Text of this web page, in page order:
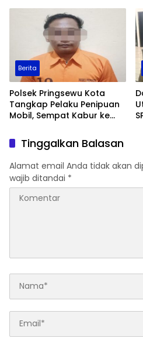
Berita
Polsek Pringsewu Kota
Tangkap Pelaku Penipuan
Mobil, Sempat Kabur ke
Tinggalkan Balasan
Alamat email Anda tidak akan
wajib ditandai *